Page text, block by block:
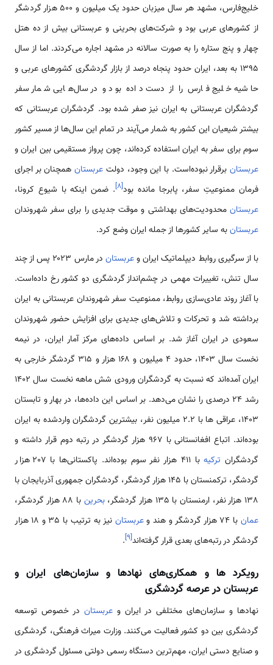
خلیج‌فارس، مشهد هر سال میزبان حدود یک میلیون و ۵۰۰ هزار گردشگر
از کشورهای عربی بود و شرکت‌های بحرینی و عربستانی بیش از ده هتل
چهار و پنج ستاره را به صورت سالانه در مشهد اجاره می‌کردند. اما از سال
۱۳۹۵ به بعد، ایران حدود پنجاه درصد از بازار گردشگری کشورهای عربی و
حاشیه خلیج فارس را از دست داده بود و در سال‌هایی شمار سفر
گردشگران عربستانی به ایران نیز صفر شده بود. گردشگران عربستانی که
بیشتر شیعیان این کشور به شمار می‌آیند در تمام این سال‌ها از مسیر کشور
سوم برای سفر به ایران استفاده کرده‌اند، چون پرواز مستقیمی بین ایران و
عربستانبرقرار نبوده‌است. با این وجود، دولت عربستانهمچنان بر اجرای
فرمان ممنوعیتِ سفر، پابرجا مانده بود[۸]. ضمن اینکه با شیوع کرونا،
عربستان محدودیت‌های بهداشتی و موقت جدیدی را برای سفر شهروندان
عربستانبه سایر کشورها از جمله ایران وضع کرد.
با از سرگیری روابط دیپلماتیک ایران وعربستان
در مارس ۲۰۲۳ پس از چند
سال تنش، تغییرات مهمی در چشم‌انداز گردشگری دو کشور رخ داده‌است.
با آغاز روند عادی‌سازی روابط، ممنوعیت سفر شهروندان عربستانی به ایران
برداشته شد و تحرکات و تلاش‌های جدیدی برای افزایش حضور شهروندان
سعودی در ایران آغاز شد. بر اساس داده‌های مرکز آمار ایران، در نیمه
نخست سال 1403، حدود ۴ میلیون و ۱۶۸ هزار و ۳۱۵ گردشگر خارجی به
ایران آمده‌اند که نسبت به گردشگران ورودی شش ماهه نخست سال 1402
رشد ۲۴ درصدی را نشان می‌دهد. بر اساس این داده‌ها، در بهار و تابستان
1403، عراقی ها با 2.2 میلیون نفر، بیشترین گردشگران وارد‌شده به ایران
بوده‌اند. اتباع افغانستانی با 967 هزار گردشگر در رتبه دوم قرار داشته و
گردشگران ترکیه
با 411 هزار نفر سوم بوده‌اند. پاکستانی‌ها با 207 هزار
گردشگر، ترکمنستان با 145 هزار گردشگر، گردشگران جمهوری آذربایجان با
138 هزار نفر، ارمنستان با 135 هزار گردشگر،
بحرین با 88 هزار گردشگر،
عمان با 74 هزار گردشگر و هند و عربستان
نیز به ترتیب با 35 و 18 هزار
گردشگر در رتبه‌های بعدی قرار گرفته‌اند[۹]
.
رویکرد ها و همکاری‌های نهادها و سازمان‌های ایران و
عربستان در عرصه گردشگری
نهادها و سازمان‌های مختلفی در ایران و عربستان در خصوص توسعه
گردشگری بین دو کشور فعالیت می‌کنند. وزارت میراث فرهنگی، گردشگری
و صنایع دستی ایران، مهم‌ترین دستگاه رسمی دولتی مسئول گردشگری در